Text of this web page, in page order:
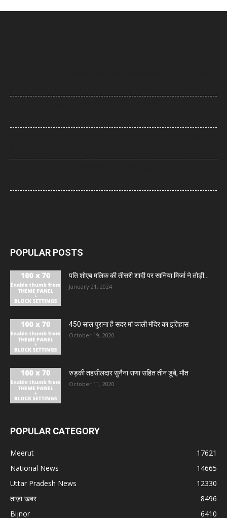
POPULAR POSTS
पति शोएब मलिक की तीसरी शादी पर सानिया मिर्जा ने तोड़ी...
January 21, 2024
450 साल पुराना है सदर मां काली मंदिर का इतिहास
October 19, 2020
रुड़की तहसीलदार सुनैना राणा सहित तीन डूबे, मौत
October 11, 2020
POPULAR CATEGORY
Meerut
17621
National News
14665
Uttar Pradesh News
12330
ताज़ा ख़बर
8496
Bijnor
6410